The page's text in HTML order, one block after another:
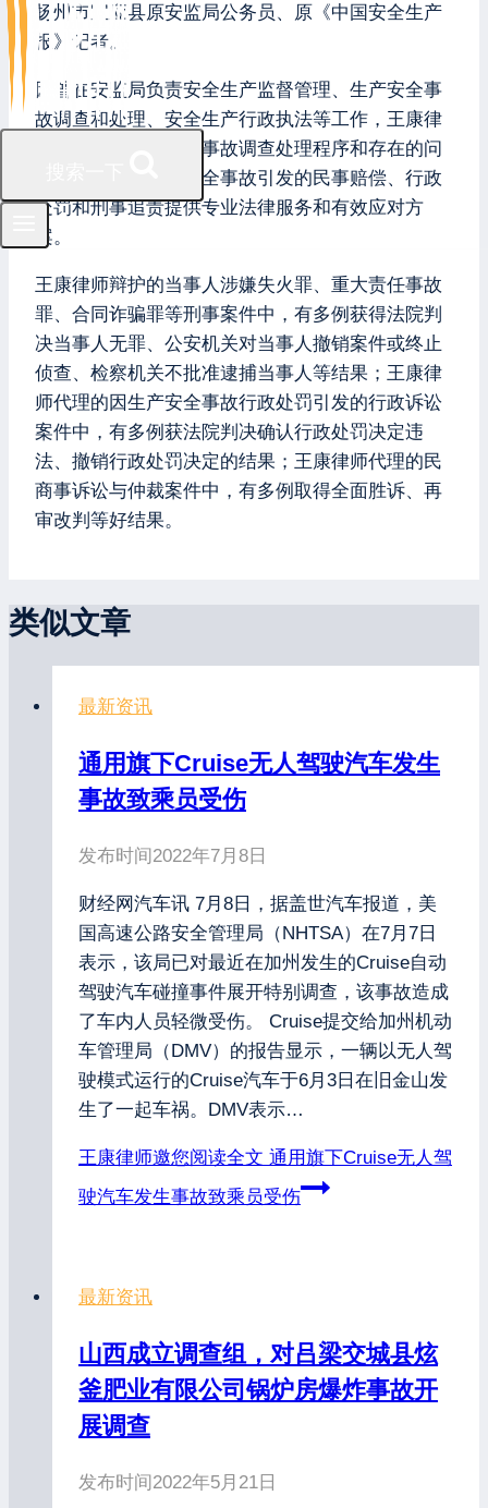
扬州市宝应县原安监局公务员、原《中国安全生产
报》记者。
因曾在安监局负责安全生产监督管理、生产安全事
故调查和处理、安全生产行政执法等工作，王康律
师十分熟悉生产安全事故调查处理程序和存在的问
题，善于对因生产安全事故引发的民事赔偿、行政
处罚和刑事追责提供专业法律服务和有效应对方
案。
王康律师辩护的当事人涉嫌失火罪、重大责任事故
罪、合同诈骗罪等刑事案件中，有多例获得法院判
决当事人无罪、公安机关对当事人撤销案件或终止
侦查、检察机关不批准逮捕当事人等结果；王康律
师代理的因生产安全事故行政处罚引发的行政诉讼
案件中，有多例获法院判决确认行政处罚决定违
法、撤销行政处罚决定的结果；王康律师代理的民
商事诉讼与仲裁案件中，有多例取得全面胜诉、再
审改判等好结果。
类似文章
最新资讯
通用旗下Cruise无人驾驶汽车发生
事故致乘员受伤
发布时间2022年7月8日
财经网汽车讯 7月8日，据盖世汽车报道，美
国高速公路安全管理局（NHTSA）在7月7日
表示，该局已对最近在加州发生的Cruise自动
驾驶汽车碰撞事件展开特别调查，该事故造成
了车内人员轻微受伤。 Cruise提交给加州机动
车管理局（DMV）的报告显示，一辆以无人驾
驶模式运行的Cruise汽车于6月3日在旧金山发
生了一起车祸。DMV表示…
王康律师邀您阅读全文 通用旗下Cruise无人驾
驶汽车发生事故致乘员受伤
最新资讯
山西成立调查组，对吕梁交城县炫
釜肥业有限公司锅炉房爆炸事故开
展调查
发布时间2022年5月21日